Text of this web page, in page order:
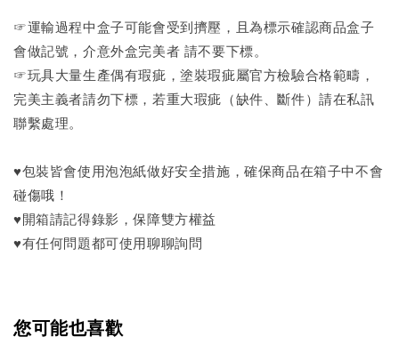
☞運輸過程中盒子可能會受到擠壓，且為標示確認商品盒子
會做記號，介意外盒完美者 請不要下標。
☞玩具大量生產偶有瑕疵，塗裝瑕疵屬官方檢驗合格範疇，
完美主義者請勿下標，若重大瑕疵（缺件、斷件）請在私訊
聯繫處理。
♥包裝皆會使用泡泡紙做好安全措施，確保商品在箱子中不會
碰傷哦！
♥開箱請記得錄影，保障雙方權益
♥有任何問題都可使用聊聊詢問
您可能也喜歡